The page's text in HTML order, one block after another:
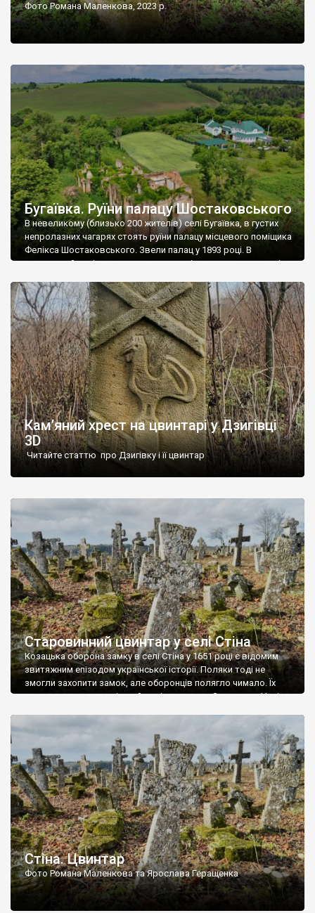
Фото Романа Маленкова, 2023 р.
Бугаївка. Руїни палацу Шостаковського
В невеликому (близько 200 жителів) селі Бугаївка, в густих
непролазних чагарях стоять руїни палацу місцевого поміщика
Фелікса Шостаковського. Звели палац у 1893 році. В
радянський період у ньому спочатку містилася школа, потім
століття тут розмістили туберкульозну лікарню. Коли із
палацу виїхала лікарня – ми точно не […]
Кам’яний хрест на цвинтарі у Дзигівці
3D
Читайте статтю про Дзигівку і її цвинтар
Старовинний цвинтар у селі Стіна
Козацька оборона замку в селі Стіна у 1651 році є відомим
звитяжним епізодом української історії. Поляки тоді не
змогли захопити замок, але оборонців полягло чимало. Їх
поховали на цвинтарі, який тоді називався Замковим. Нині на
ньому чимало хрестів 19 століття, є такі, де епітафії стер […]
Стіна. Цвинтар
Фото Романа Маленкова та Ярослава Геращенка